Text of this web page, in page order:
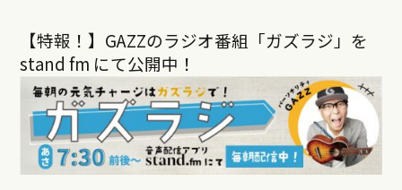
【特報！】GAZZのラジオ番組「ガズラジ」を
stand fm にて公開中！